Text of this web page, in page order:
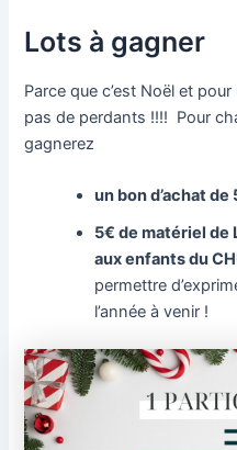
Lots à gagner
Parce que c’est Noël et
pas de perdants !!!! Pour
gagnerez
un bon d’achat de
5€ de matériel de
aux enfants du
permettre
l’année à venir !